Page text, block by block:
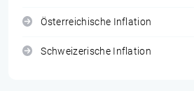
Österreichische Inflation
Schweizerische Inflation